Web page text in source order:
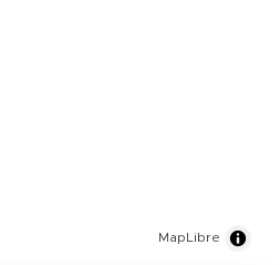
MapLibre